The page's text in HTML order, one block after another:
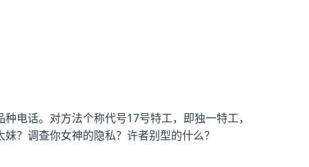
电话。对方法个称代号17号特工，即独一特工，
？调查你女神的隐私？许者别型的什么？